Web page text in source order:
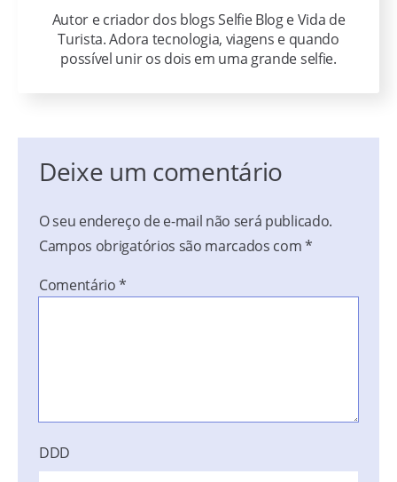
Autor e criador dos blogs Selfie Blog e Vida de
Turista. Adora tecnologia, viagens e quando
possível unir os dois em uma grande selfie.
Deixe um comentário
O seu endereço de e-mail não será publicado.
Campos obrigatórios são marcados com*
Comentário*
DDD